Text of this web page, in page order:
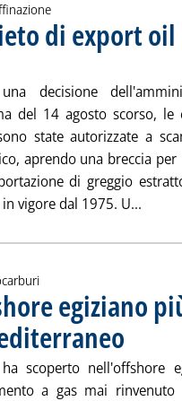
di export oil
decisione
del 14 agosto scorso, le
state autorizzate a
aprendo una breccia
di greggio
vigore dal 1975. U...
egiziano
.
ha scoperto nell'offshore
a gas mai